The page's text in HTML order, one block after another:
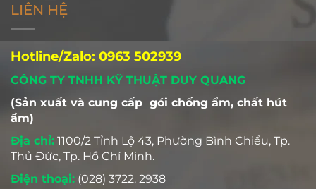
LIÊN HỆ
Hotline/Zalo: 0963 502939
CÔNG TY TNHH KỸ THUẬT DUY QUANG
(Sản xuất và cung cấp gói chống ẩm, chất hút
ẩm)
Địa chỉ: 1100/2 Tỉnh Lộ 43, Phường Bình Chiểu, Tp.
Thủ Đức, Tp. Hồ Chí Minh.
Điện thoại: (028) 3722. 2938